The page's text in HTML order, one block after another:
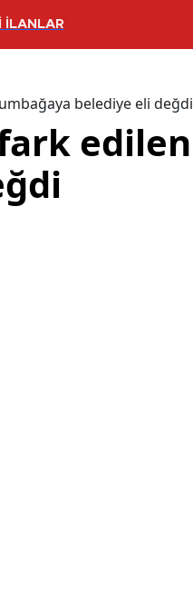
İLANLAR
belediye eli değdi
edilen